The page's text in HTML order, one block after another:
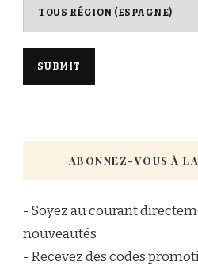
ABONNEZ-VOUS À
- Soyez au courant
nouveautés
- Recevez des codes